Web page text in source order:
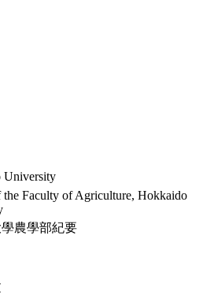
University
the Faculty of Agriculture, Hokkaido
農學部紀要